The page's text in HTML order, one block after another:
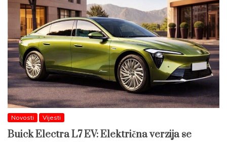
Novosti Vijesti
Buick Electra L7 EV: Električna verzija se